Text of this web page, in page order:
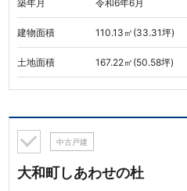
築年月 令和6年6月
建物面積 110.13㎡(33.31坪)
土地面積 167.22㎡(50.58坪)
中古戸建
大和町しあわせの杜